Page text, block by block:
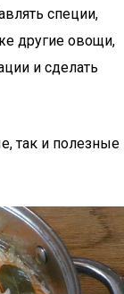
специи,
другие овощи,
и сделать
так и полезные